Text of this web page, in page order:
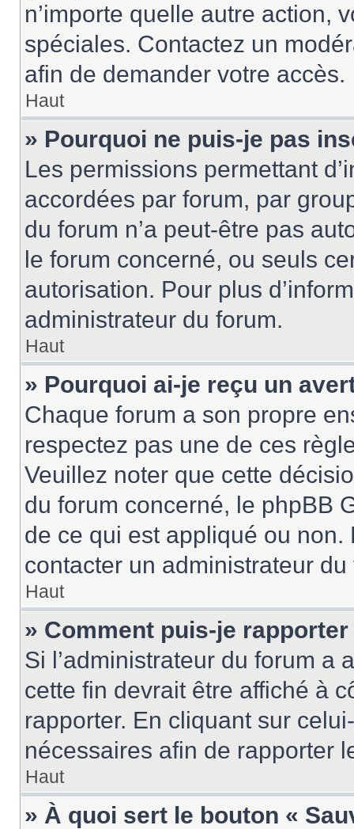
n’importe quelle autre action,
spéciales. Contactez un
afin de demander votre accès.
Haut
» Pourquoi ne puis-je pas
Les permissions permettant
accordées par forum, par
du forum n’a peut-être pas
le forum concerné, ou seuls
autorisation. Pour plus
administrateur du forum.
Haut
» Pourquoi ai-je reçu un
Chaque forum a son propre
respectez pas une de ces
Veuillez noter que cette
du forum concerné, le phpBB
de ce qui est appliqué ou non.
contacter un administrateur du
Haut
» Comment puis-je
Si l’administrateur du forum a
cette fin devrait être affiché à
rapporter. En cliquant sur
nécessaires afin de rapporter
Haut
» À quoi sert le bouton «